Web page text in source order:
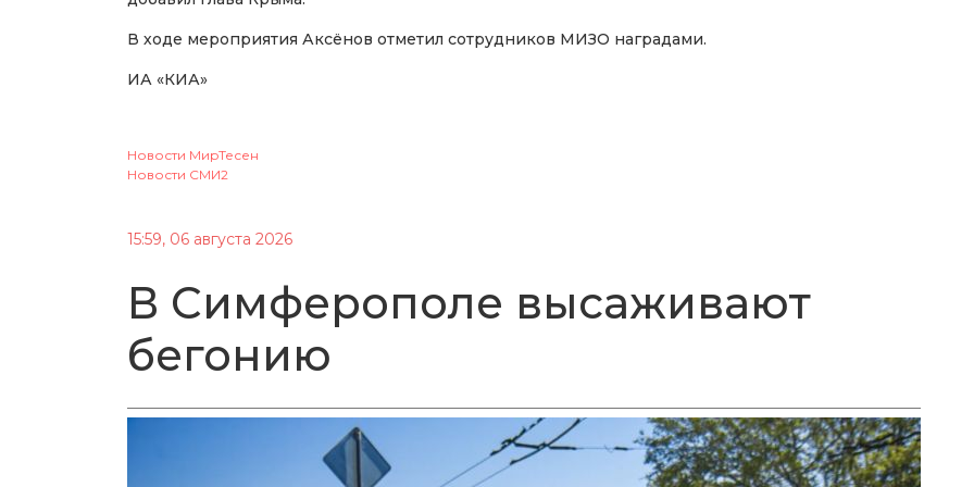
В ходе мероприятия Аксёнов отметил сотрудников МИЗО наградами.
ИА «КИА»
Новости МирТесен
Новости СМИ2
15:59, 06 августа 2026
В Симферополе высаживают
бегонию